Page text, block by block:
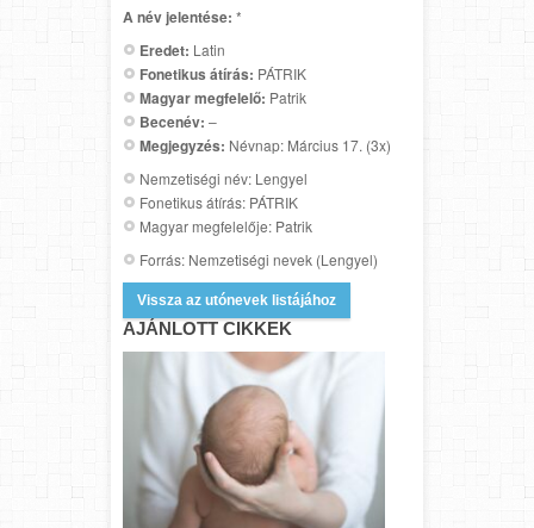
A név jelentése: *
Eredet: Latin
Fonetikus átírás: PÁTRIK
Magyar megfelelő: Patrik
Becenév: –
Megjegyzés: Névnap: Március 17. (3x)
Nemzetiségi név: Lengyel
Fonetikus átírás: PÁTRIK
Magyar megfelelője: Patrik
Forrás: Nemzetiségi nevek (Lengyel)
Vissza az utónevek listájához
AJÁNLOTT CIKKEK